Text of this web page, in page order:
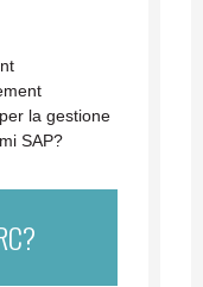
la gestione
SAP?